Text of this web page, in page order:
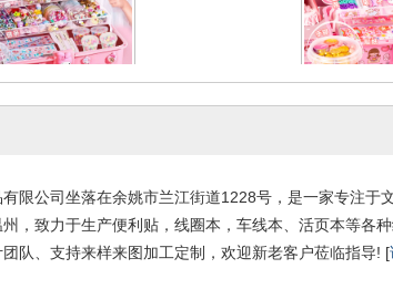
装咕咔盘开学毕业暑期贴
限公司坐落在余姚市兰江街道1228号，是一家专注于
，致力于生产便利贴，线圈本，车线本、活页本等各
队、支持来样来图加工定制，欢迎新老客户莅临指导! [